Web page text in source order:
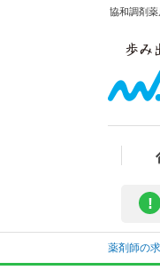
協和調剤
!
薬剤師の